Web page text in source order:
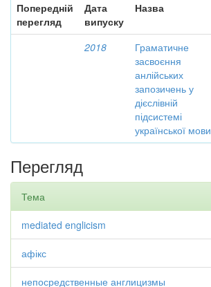
Попередній
перегляд
Дата
випуску
Назва
2018
Граматичне
засвоєння
анлійських
запозичень у
дієслівній
підсистемі
української мови
Перегляд
Тема
mediated englicism
афікс
непосредственные англицизмы